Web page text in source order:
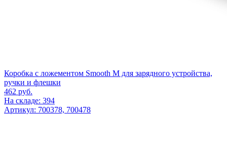
Коробка с ложементом Smooth M для зарядного устройства,
ручки и флешки
462 руб.
На складе: 394
Артикул: 700378, 700478